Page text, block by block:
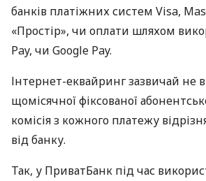
банків платіжних систем Visa,
«Простір», чи оплати шляхом
Pay, чи Google Pay.
Інтернет-еквайринг зазвичай не
щомісячної фіксованої
комісія з кожного платежу
від банку.
Так, у ПриватБанк під час